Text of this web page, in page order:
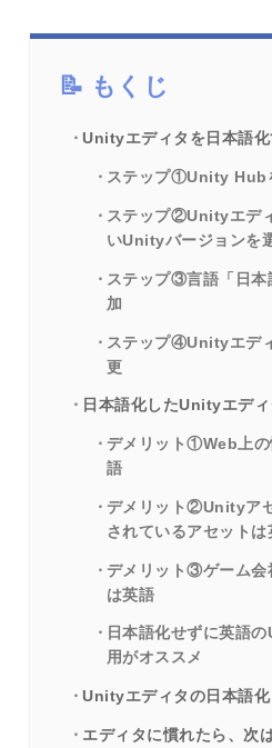
もくじ
Unityエディタを日本語
ステップ①Unity Hub
ステップ②Unityエデ
いUnityバージョンを
ステップ③言語「日本
加
ステップ④Unityエデ
更
日本語化したUnityエデ
デメリット①Web上の
語
デメリット②Unityア
されているアセットは
デメリット③ゲーム会
は英語
日本語化せずに英語
用がオススメ
Unityエディタの日本語化
エディタに慣れたら、次